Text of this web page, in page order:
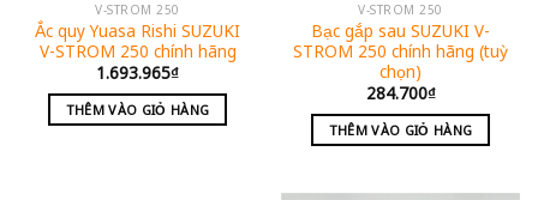
V-STROM 250
Ắc quy Yuasa Rishi SUZUKI
V-STROM 250 chính hãng
1.693.965₫
THÊM VÀO GIỎ HÀNG
V-STROM 250
Bạc gắp sau SUZUKI V-
STROM 250 chính hãng (tuỳ
chọn)
284.700₫
THÊM VÀO GIỎ HÀNG